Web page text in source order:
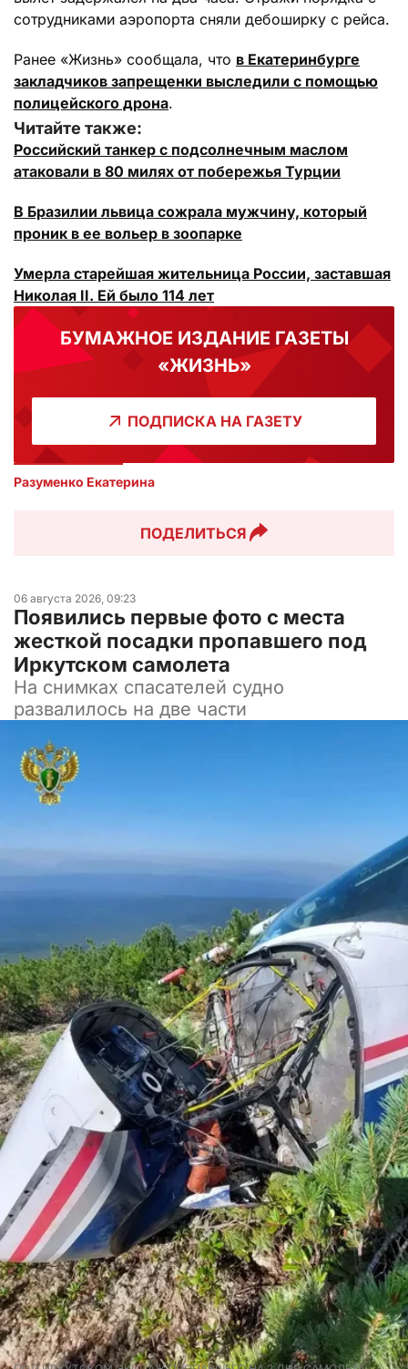
сотрудниками аэропорта сняли дебоширку с рейса.
Ранее «Жизнь» сообщала, что в Екатеринбурге
закладчиков запрещенки выследили с помощью
полицейского дрона.
Читайте также:
Российский танкер с подсолнечным маслом
атаковали в 80 милях от побережья Турции
В Бразилии львица сожрала мужчину, который
проник в ее вольер в зоопарке
Умерла старейшая жительница России, заставшая
Николая II. Ей было 114 лет
БУМАЖНОЕ ИЗДАНИЕ ГАЗЕТЫ
«ЖИЗНЬ»
ПОДПИСКА НА ГАЗЕТУ
Разуменко Екатерина
ПОДЕЛИТЬСЯ
06 августа 2026, 09:23
Появились первые фото с места
жесткой посадки пропавшего под
Иркутском самолета
На снимках спасателей судно
развалилось на две части